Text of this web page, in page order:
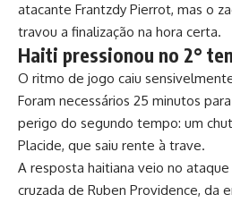
atacante Frantzdy Pierrot, mas o
travou a finalização na hora certa.
Haiti pressionou no 2°
O ritmo de jogo caiu
Foram necessários 25 minutos
perigo do segundo tempo: um
Placide, que saiu rente à trave.
A resposta haitiana veio no
cruzada de Ruben Providence, da